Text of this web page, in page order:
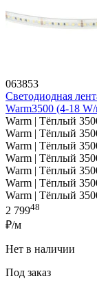
063853
Светодиодная
Warm3500 (4-18
Warm | Тёплый
Warm | Тёплый
Warm | Тёплый
Warm | Тёплый
Warm | Тёплый
Warm | Тёплый
Warm | Тёплый
2 79948
₽/м
Нет в наличии
Под заказ